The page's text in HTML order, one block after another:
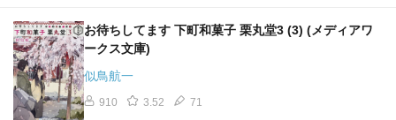
お待ちしてます 下町和菓子 栗丸堂3 (3) (メディアワ
ークス文庫)
似鳥航一
910 3.52 71